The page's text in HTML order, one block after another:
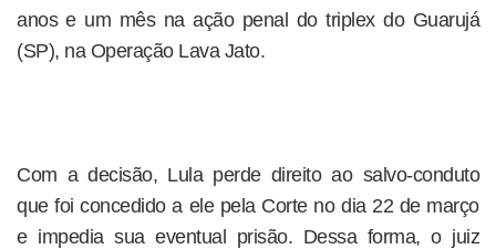
anos e um mês na ação penal do triplex do Guarujá
(SP), na Operação Lava Jato.
Com a decisão, Lula perde direito ao salvo-conduto
que foi concedido a ele pela Corte no dia 22 de março
e impedia sua eventual prisão. Dessa forma, o juiz